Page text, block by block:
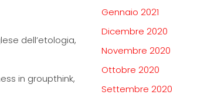
dell’etologia,
in groupthink,
Gennaio 2021
Dicembre 2020
Novembre 2020
Ottobre 2020
Settembre 2020